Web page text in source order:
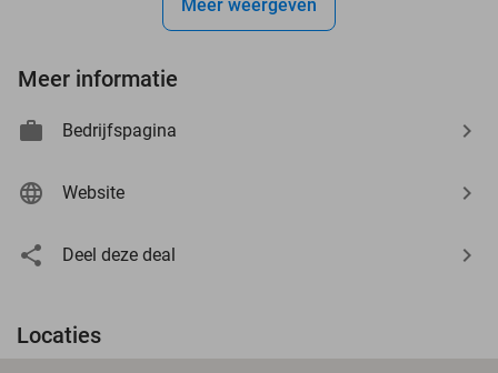
Meer weergeven
Meer informatie
Bedrijfspagina
Website
Deel deze deal
Locaties